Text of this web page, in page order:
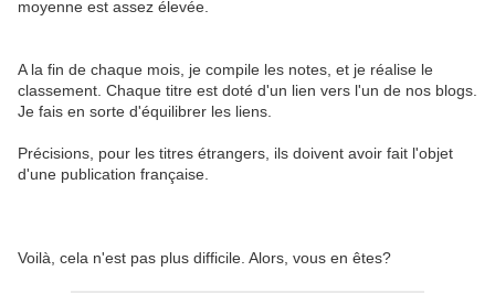
moyenne est assez élevée.
A la fin de chaque mois, je compile les notes, et je réalise le
classement. Chaque titre est doté d'un lien vers l'un de nos blogs.
Je fais en sorte d'équilibrer les liens.
Précisions, pour les titres étrangers, ils doivent avoir fait l'objet
d'une publication française.
Voilà, cela n'est pas plus difficile. Alors, vous en êtes?